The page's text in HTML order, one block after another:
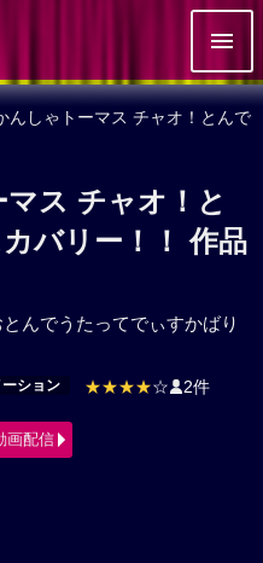
んしゃトーマス チャオ！とんで
ス チャオ！と
バリー！！ 作品
んでうたってでぃすかばり
ション ★★★★☆ 2件
画配信